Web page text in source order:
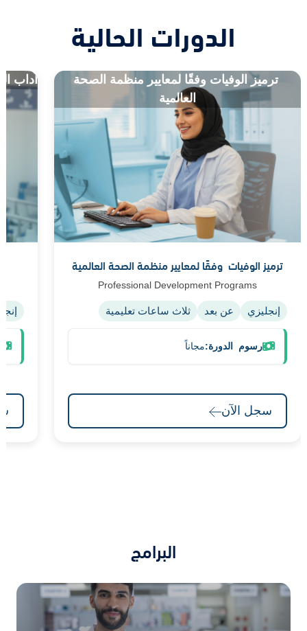
الدورات الحالية
‎ ترميز الوفيات وفقًا لمعايير منظمة الصحة
العالمية
ترميز الوفيات ‎ وفقًا لمعايير منظمة الصحة العالمية
Professional Development Programs
إنجليزي عن بعد ثلاث ساعات تعليمية
رسوم ‎ الدورة: مجاناً
سجل الآن
آداب
البرامج